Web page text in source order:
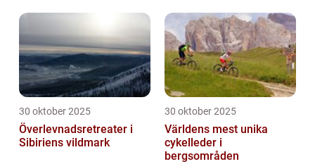
30 oktober 2025
Överlevnadsretreater i
Sibiriens vildmark
30 oktober 2025
Världens mest unika
cykelleder i
bergsområden